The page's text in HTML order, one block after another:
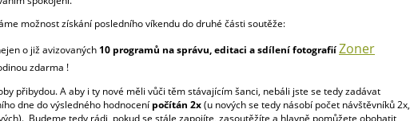
možnost získání posledního víkendu do druhé části soutěže:
o již avizovaných 10 programů na správu, editaci a sdílení fotografiíZoner
zdarma !
přibydou. A aby i ty nové měli vůči těm stávajícím šanci, nebáli jste se tedy zadávat
dne do výsledného hodnocení počítán 2x(u nových se tedy násobí počet návštěvníků 2x,
Budeme tedy rádi, pokud se stále zapojíte, zasoutěžíte a hlavně pomůžete obohatit